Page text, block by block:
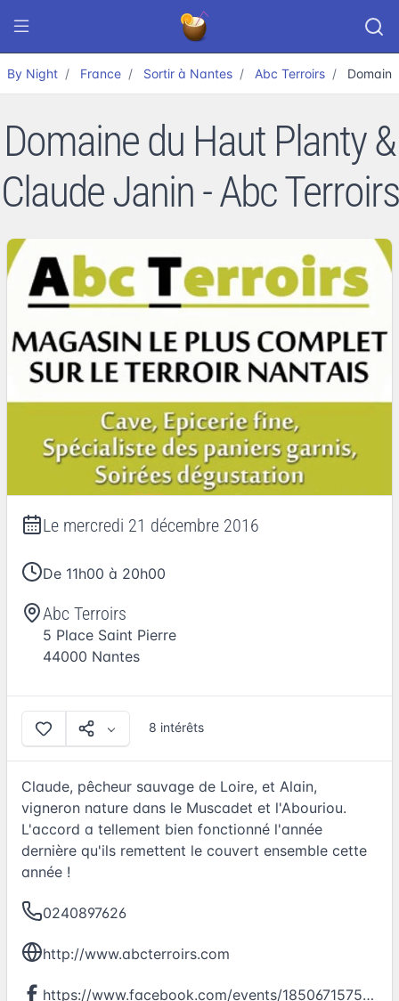
By Night France Sortir à Nantes Abc Terroirs
Domaine du Haut Planty &
Claude Janin - Abc Terroirs
Le mercredi 21 décembre 2016
De 11h00 à 20h00
Abc Terroirs
5 Place Saint Pierre
44000 Nantes
8 intérêts
Claude, pêcheur sauvage de Loire, et Alain,
vigneron nature dans le Muscadet et l'Abouriou.
L'accord a tellement bien fonctionné l'année
dernière qu'ils remettent le couvert ensemble cette
année !
0240897626
http://www.abcterroirs.com
https://www.facebook.com/events/1850671575145129